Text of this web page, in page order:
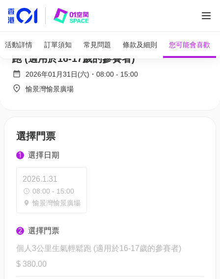
活動詳情 訂單須知 常見問題 條款及細則 您可能會喜歡
Viutv 生啤 Family Run | 個人3公里生氣輕鬆
跑 (適用於16-17歲的參賽者)
2026年01月31日(六) ・ 08:00 - 15:00
愉景灣愉景廣場
選擇門票
1 選擇日期
2026.1.31
08:00 - 15:00
愉景灣愉景廣場
2 選擇門票
個人3公里生氣輕鬆跑 (適用於16-17歲的參賽者)
$ 380.00